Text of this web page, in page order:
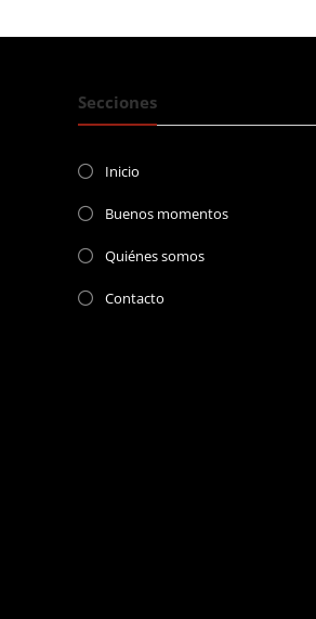
Secciones
Inicio
Buenos momentos
Quiénes somos
Contacto